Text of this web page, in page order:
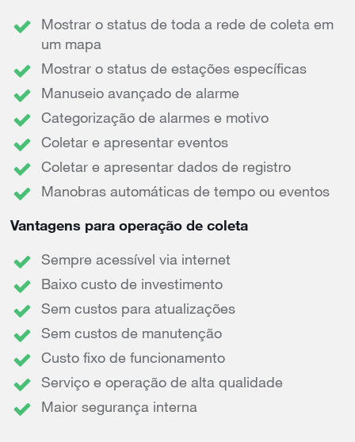
Mostrar o status de toda a rede de coleta em
um mapa
Mostrar o status de estações específicas
Manuseio avançado de alarme
Categorização de alarmes e motivo
Coletar e apresentar eventos
Coletar e apresentar dados de registro
Manobras automáticas de tempo ou eventos
Vantagens para operação de coleta
Sempre acessível via internet
Baixo custo de investimento
Sem custos para atualizações
Sem custos de manutenção
Custo fixo de funcionamento
Serviço e operação de alta qualidade
Maior segurança interna